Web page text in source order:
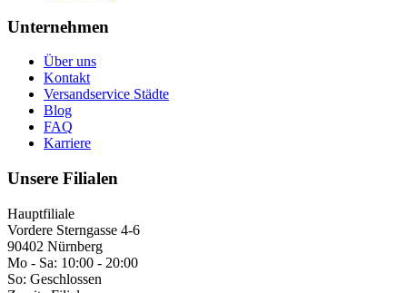
Unternehmen
Über uns
Kontakt
Versandservice Städte
Blog
FAQ
Karriere
Unsere Filialen
Hauptfiliale
Vordere Sterngasse 4-6
90402 Nürnberg
Mo - Sa: 10:00 - 20:00
So: Geschlossen